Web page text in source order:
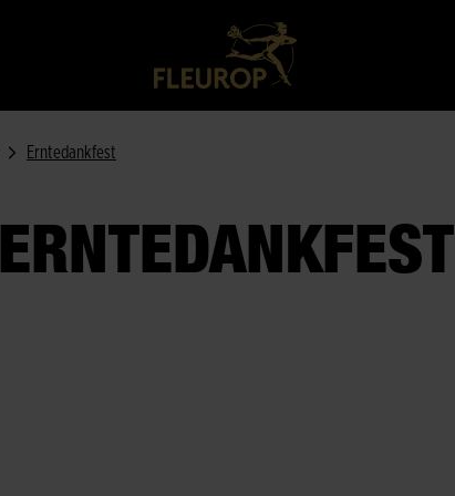
Erntedankfest
ERNTEDANKFEST